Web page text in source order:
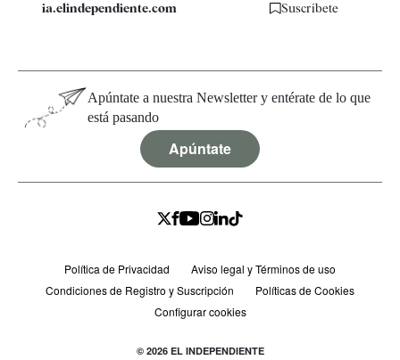
ia.elindependiente.com Suscríbete
Apúntate a nuestra Newsletter y entérate de lo que
está pasando
Apúntate
Política de Privacidad
Aviso legal y Términos de uso
Condiciones de Registro y Suscripción
Políticas de Cookies
Configurar cookies
© 2026 EL INDEPENDIENTE